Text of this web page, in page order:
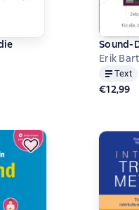
0 на основе 0 оценок
Sound-
Erik
Text
€12,99